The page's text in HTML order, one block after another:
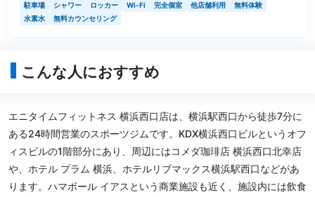
駐車場 シャワー ロッカー Wi-Fi 完全個室 他店舗利用
無料体験
水素水
無料カウンセリング
こんな人におすすめ
エニタイムフィットネス 横浜西口店は、横浜駅西口から徒歩7分に
ある24時間営業のスポーツジムです。KDX横浜西口ビルというオフ
ィスビルの1階部分にあり、周辺にはコメダ珈琲店 横浜西口北幸店
や、ホテル プラム 横浜、ホテルリブマックス横浜駅西口などがあ
ります。ハマボール イアスという商業施設も近く、施設内には飲食